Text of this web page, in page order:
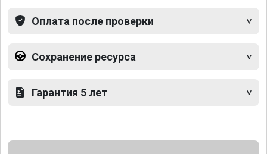
Оплата после проверки
Сохранение ресурса
Гарантия 5 лет